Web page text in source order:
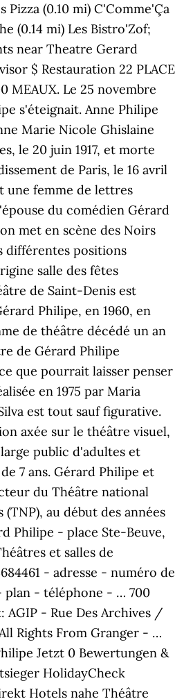
Pizza (0.10 mi) C'Comme'Ça
(0.14 mi) Les Bistro'Zof;
near Theatre Gerard
$ Restauration 22 PLACE
MEAUX. Le 25 novembre
s'éteignait. Anne Philipe
Marie Nicole Ghislaine
le 20 juin 1917, et morte
de Paris, le 16 avril
une femme de lettres
du comédien Gérard
met en scène des Noirs
différentes positions
salle des fêtes
de Saint-Denis est
Philipe, en 1960, en
de théâtre décédé un an
de Gérard Philipe
que pourrait laisser penser
en 1975 par Maria
est tout sauf figurative.
axée sur le théâtre visuel,
public d'adultes et
7 ans. Gérard Philipe et
du Théâtre national
au début des années
Philipe - place Ste-Beuve,
et salles de
- adresse - numéro de
plan - téléphone - … 700
AGIP - Rue Des Archives /
Rights From Granger - …
Jetzt 0 Bewertungen &
HolidayCheck
Hotels nahe Théâtre